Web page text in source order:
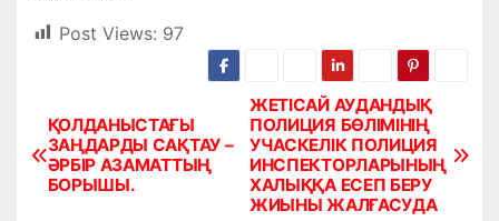
Post Views: 97
Н
а
ЖЕТІСАЙ АУДАНДЫҚ
ПОЛИЦИЯ БӨЛІМІНІҢ
УЧАСКЕЛІК ПОЛИЦИЯ
ИНСПЕКТОРЛАРЫНЫҢ
ХАЛЫҚҚА ЕСЕП БЕРУ
ЖИЫНЫ ЖАЛҒАСУДА
ҚОЛДАНЫСТАҒЫ
ЗАҢДАРДЫ САҚТАУ –
ӘРБІР АЗАМАТТЫҢ
БОРЫШЫ.